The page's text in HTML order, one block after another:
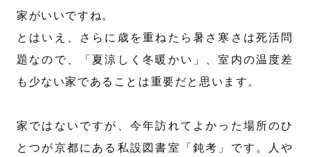
家がいいですね。
とはいえ、さらに歳を重ねたら暑さ寒さは死活問
題なので、「夏涼しく冬暖かい」、室内の温度差
も少ない家であることは重要だと思います。
家ではないですが、今年訪れてよかった場所のひ
とつが京都にある私設図書室「鈍考」です。人や